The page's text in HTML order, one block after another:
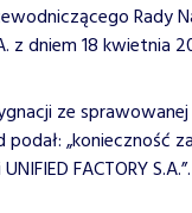
Rady
z dniem 18 kwietnia
ze
„konieczność
FACTORY S.A.”.